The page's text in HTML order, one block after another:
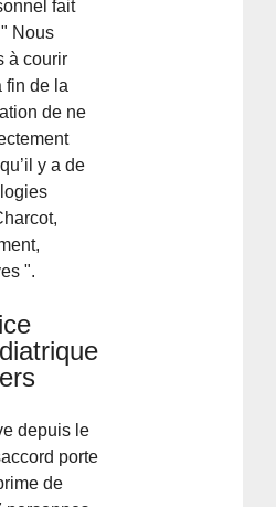
fait
Nous
à courir
fin de la
de ne
y a de
".
depuis le
porte
de